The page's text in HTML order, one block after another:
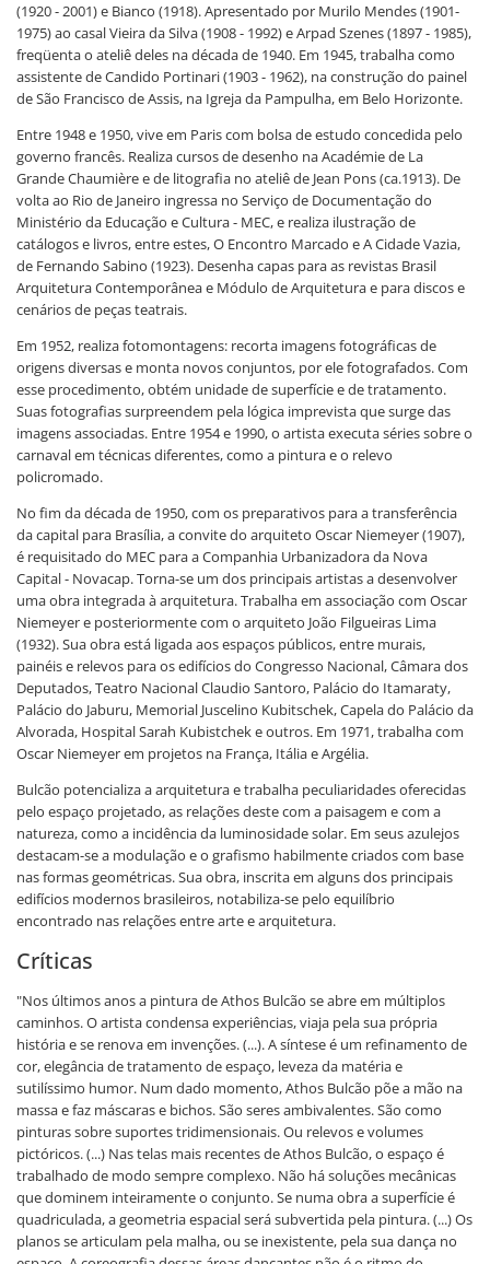
(1920 - 2001) e Bianco (1918). Apresentado por Murilo Mendes (1901-
1975) ao casal Vieira da Silva (1908 - 1992) e Arpad Szenes (1897 - 1985),
freqüenta o ateliê deles na década de 1940. Em 1945, trabalha como
assistente de Candido Portinari (1903 - 1962), na construção do painel
de São Francisco de Assis, na Igreja da Pampulha, em Belo Horizonte.
Entre 1948 e 1950, vive em Paris com bolsa de estudo concedida pelo
governo francês. Realiza cursos de desenho na Académie de La
Grande Chaumière e de litografia no ateliê de Jean Pons (ca.1913). De
volta ao Rio de Janeiro ingressa no Serviço de Documentação do
Ministério da Educação e Cultura - MEC, e realiza ilustração de
catálogos e livros, entre estes, O Encontro Marcado e A Cidade Vazia,
de Fernando Sabino (1923). Desenha capas para as revistas Brasil
Arquitetura Contemporânea e Módulo de Arquitetura e para discos e
cenários de peças teatrais.
Em 1952, realiza fotomontagens: recorta imagens fotográficas de
origens diversas e monta novos conjuntos, por ele fotografados. Com
esse procedimento, obtém unidade de superfície e de tratamento.
Suas fotografias surpreendem pela lógica imprevista que surge das
imagens associadas. Entre 1954 e 1990, o artista executa séries sobre o
carnaval em técnicas diferentes, como a pintura e o relevo
policromado.
No fim da década de 1950, com os preparativos para a transferência
da capital para Brasília, a convite do arquiteto Oscar Niemeyer (1907),
é requisitado do MEC para a Companhia Urbanizadora da Nova
Capital - Novacap. Torna-se um dos principais artistas a desenvolver
uma obra integrada à arquitetura. Trabalha em associação com Oscar
Niemeyer e posteriormente com o arquiteto João Filgueiras Lima
(1932). Sua obra está ligada aos espaços públicos, entre murais,
painéis e relevos para os edifícios do Congresso Nacional, Câmara dos
Deputados, Teatro Nacional Claudio Santoro, Palácio do Itamaraty,
Palácio do Jaburu, Memorial Juscelino Kubitschek, Capela do Palácio da
Alvorada, Hospital Sarah Kubistchek e outros. Em 1971, trabalha com
Oscar Niemeyer em projetos na França, Itália e Argélia.
Bulcão potencializa a arquitetura e trabalha peculiaridades oferecidas
pelo espaço projetado, as relações deste com a paisagem e com a
natureza, como a incidência da luminosidade solar. Em seus azulejos
destacam-se a modulação e o grafismo habilmente criados com base
nas formas geométricas. Sua obra, inscrita em alguns dos principais
edifícios modernos brasileiros, notabiliza-se pelo equilíbrio
encontrado nas relações entre arte e arquitetura.
Críticas
"Nos últimos anos a pintura de Athos Bulcão se abre em múltiplos
caminhos. O artista condensa experiências, viaja pela sua própria
história e se renova em invenções. (...). A síntese é um refinamento de
cor, elegância de tratamento de espaço, leveza da matéria e
sutilíssimo humor. Num dado momento, Athos Bulcão põe a mão na
massa e faz máscaras e bichos. São seres ambivalentes. São como
pinturas sobre suportes tridimensionais. Ou relevos e volumes
pictóricos. (...) Nas telas mais recentes de Athos Bulcão, o espaço é
trabalhado de modo sempre complexo. Não há soluções mecânicas
que dominem inteiramente o conjunto. Se numa obra a superfície é
quadriculada, a geometria espacial será subvertida pela pintura. (...) Os
planos se articulam pela malha, ou se inexistente, pela sua dança no